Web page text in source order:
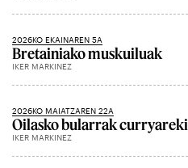
2026KO EKAINAREN 5A
Bretainiako muskuiluak
IKER MARKINEZ
2026KO MAIATZAREN 22A
Oilasko bularrak
IKER MARKINEZ